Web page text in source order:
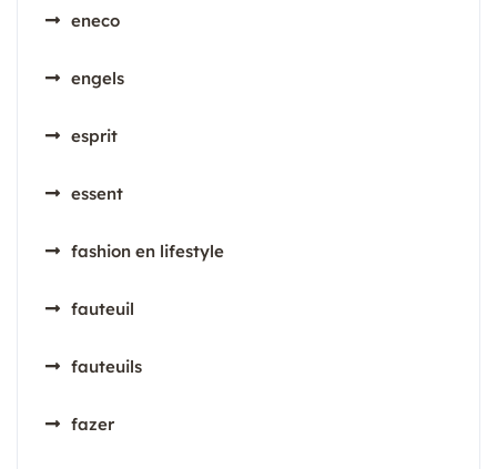
eneco
engels
esprit
essent
fashion en lifestyle
fauteuil
fauteuils
fazer